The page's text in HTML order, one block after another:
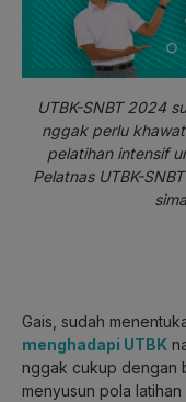
UTBK-SNBT 2024
nggak perlu
pelatihan intensif
Pelatnas UTBK-
Gais, sudah
menghadapi UTBK
nggak cukup dengan
menyusun pola